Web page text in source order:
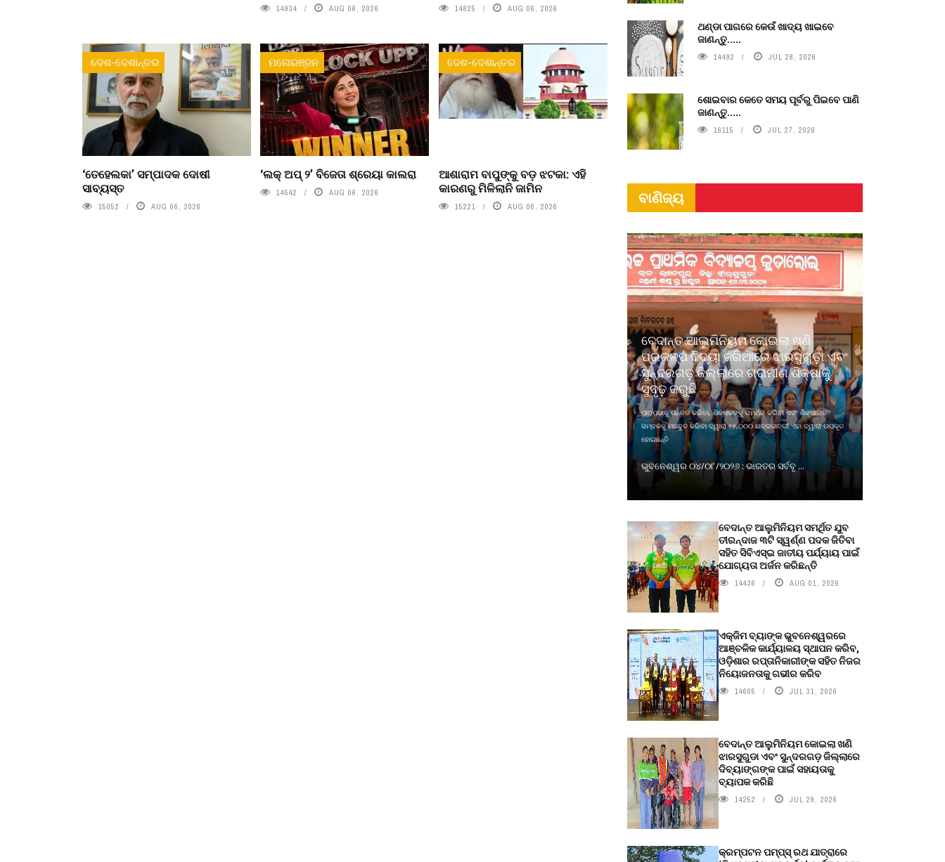
14934 AUG 06, 2026 14825 AUG 06, 2026
ଦେଶ-ଦେଶାନ୍ତର
‘ତେହେଲକା’ ସମ୍ପାଦକ ଦୋଷୀ
ସାବ୍ୟସ୍ତ
15052 AUG 06, 2026
ମନୋରଞ୍ଜନ
‘ଲକ୍ ଅପ୍ ୨’ ବିଜେତା ଶ୍ରେୟା କାଲରା
14542 AUG 06, 2026
ଦେଶ-ଦେଶାନ୍ତର
ଆଶାରାମ ବାପୁଙ୍କୁ ବଡ଼ ଝଟକା: ଏହି
କାରଣରୁ ମିଳିଲାନି ଜାମିନ
15221 AUG 06, 2026
ଥଣ୍ଡା ପାଗରେ କେଉଁ ଖାଦ୍ୟ ଖାଇବେ
ଜାଣନ୍ତୁ.....
14492 JUL 28, 2026
ଶୋଇବାର କେତେ ସମୟ ପୂର୍ବରୁ ପିଇବେ ପାଣି
ଜାଣନ୍ତୁ.....
16115 JUL 27, 2026
ବାଣିଜ୍ୟ
ବେଦାନ୍ତ ଆଲୁମିନିୟମ କୋଇଲା ଖଣି
ପ୍ରକଳ୍ପ ବିଦ୍ୟା ଜରିଆରେ ଝାରସୁଗୁଡ଼ା ଏବଂ
ସୁନ୍ଦରଗଡ଼ ଜିଲ୍ଲାରେ ଗ୍ରାମୀଣ ଶିକ୍ଷାକୁ
ସୁଦୃଢ଼ କରୁଛି
ପାଠପଢାକୁ ଉନ୍ନତ କରିବା, ଶିକ୍ଷକଙ୍କୁ ସମର୍ଥନ କରିବା ଏବଂ ଶିକ୍ଷାଗତ
ସମ୍ବଳକୁ ମଜବୁତ କରିବା ଦ୍ୱାରା ୨୫,୦୦୦ ଛାତ୍ରଛାତ୍ରୀ ଏହା ଦ୍ୱାରା ଉପକୃତ
ହୋଇଛନ୍ତି
ଭୁବନେଶ୍ୱର ୦୪/୦୮/୨୦୨୬ : ଭାରତର ସର୍ବବୃ ...
ବେଦାନ୍ତ ଆଲୁମିନିୟମ ସମର୍ଥିତ ଯୁବ
ତୀରନ୍ଦାଜ ୩ଟି ସ୍ୱର୍ଣ୍ଣ ପଦକ ଜିତିବା
ସହିତ ସିବିଏସ୍ଇ ଜାତୀୟ ପର୍ଯ୍ୟାୟ ପାଇଁ
ଯୋଗ୍ୟତା ଅର୍ଜନ କରିଛନ୍ତି
14436 AUG 01, 2026
ଏକ୍ଜିମ ବ୍ୟାଙ୍କ ଭୁବନେଶ୍ୱରରେ
ଆଞ୍ଚଳିକ କାର୍ଯ୍ୟାଳୟ ସ୍ଥାପନ କରିବ,
ଓଡ଼ିଶାର ରପ୍ତାନିକାରୀଙ୍କ ସହିତ ନିଜର
ନିୟୋଜନତାକୁ ଗଭୀର କରିବ
14605 JUL 31, 2026
ବେଦାନ୍ତ ଆଲୁମିନିୟମ କୋଇଲା ଖଣି
ଝାରସୁଗୁଡା ଏବଂ ସୁନ୍ଦରଗଡ଼ ଜିଲ୍ଲାରେ
ଦିବ୍ୟାଙ୍ଗଙ୍କ ପାଇଁ ସହାୟତାକୁ
ବ୍ୟାପକ କରିଛି
14252 JUL 29, 2026
କ୍ରମ୍ପଟନ ପମ୍ପ୍‌ସ୍‌ ରଥ ଯାତ୍ରାରେ